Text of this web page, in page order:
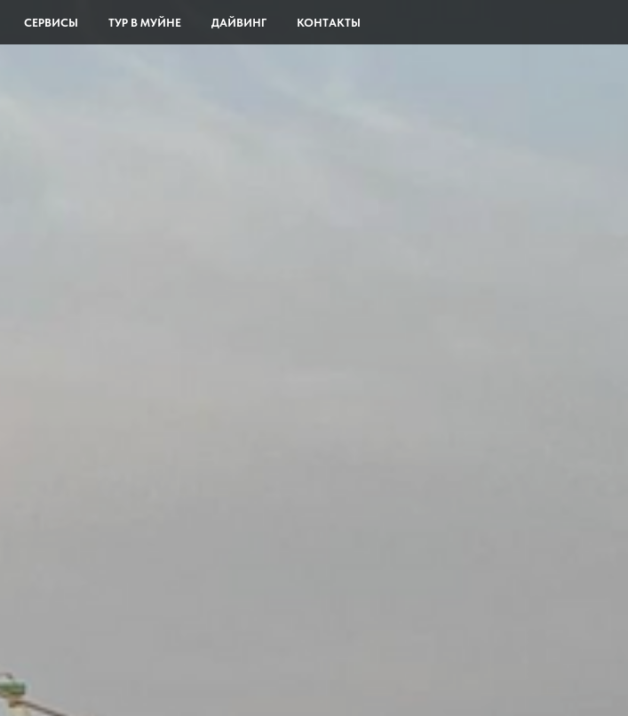
СЕРВИСЫ ТУР В МУЙНЕ ДАЙВИНГ КОНТАКТЫ